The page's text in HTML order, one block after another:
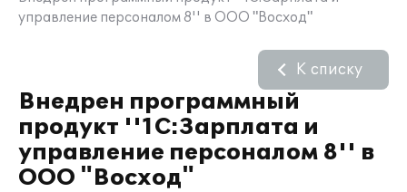
управление персоналом 8'' в ООО "Восход"
Внедрен программный
продукт ''1С:Зарплата и
управление персоналом 8'' в
ООО "Восход"
К списку